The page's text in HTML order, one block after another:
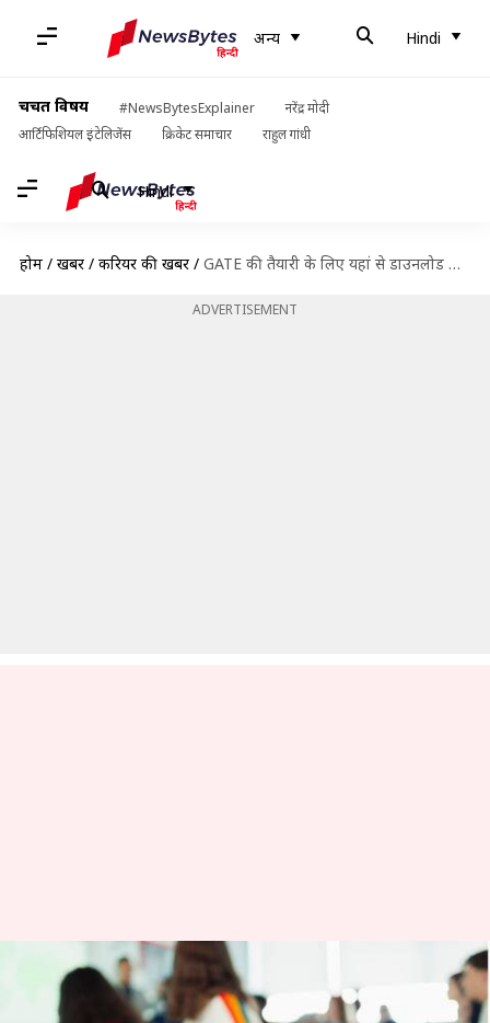
अन्य Hindi
चर्चित विषय #NewsBytesExplainer
नरेंद्र मोदी
आर्टिफिशियल इंटेलिजेंस
क्रिकेट समाचार राहुल गांधी
Hindi
होम / खबरें / करियर की खबरें / GATE की तैयारी के लिए यहां से डाउनलोड करें पिछले साल के प्रश्न पत्र
ADVERTISEMENT
GATE की तैयारी के लिए यहां से
डाउनलोड करें पिछले साल के प्रश्न पत्र